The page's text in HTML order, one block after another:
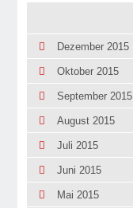
Dezember 2015
Oktober 2015
September 2015
August 2015
Juli 2015
Juni 2015
Mai 2015